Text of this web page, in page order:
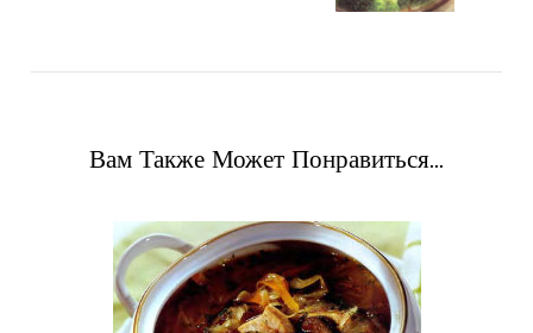
Вам Также Может Понравиться...